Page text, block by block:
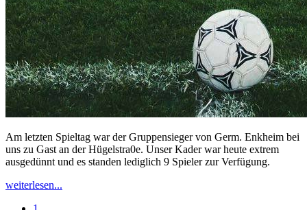
Am letzten Spieltag war der Gruppensieger von Germ. Enkheim bei
uns zu Gast an der Hügelstra0e. Unser Kader war heute extrem
ausgedünnt und es standen lediglich 9 Spieler zur Verfügung.
weiterlesen...